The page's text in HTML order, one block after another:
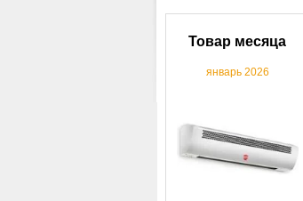
Товар месяца
январь 2026